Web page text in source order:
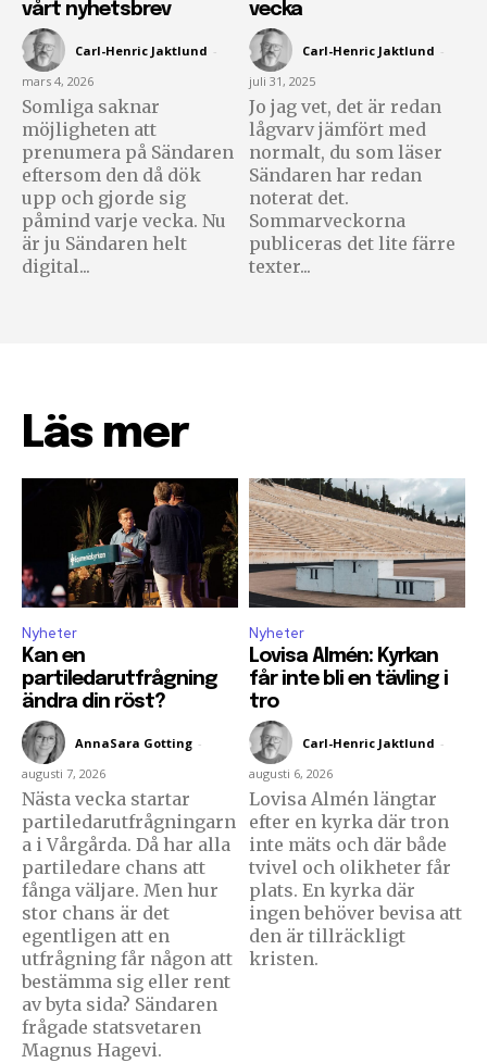
vårt nyhetsbrev
Carl-Henric Jaktlund -
mars 4, 2026
Somliga saknar
möjligheten att
prenumera på Sändaren
eftersom den då dök
upp och gjorde sig
påmind varje vecka. Nu
är ju Sändaren helt
digital...
vecka
Carl-Henric Jaktlund -
juli 31, 2025
Jo jag vet, det är redan
lågvarv jämfört med
normalt, du som läser
Sändaren har redan
noterat det.
Sommarveckorna
publiceras det lite färre
texter...
Läs mer
Nyheter
Kan en
partiledarutfrågning
ändra din röst?
AnnaSara Gotting -
augusti 7, 2026
Nästa vecka startar
partiledarutfrågningarn
a i Vårgårda. Då har alla
partiledare chans att
fånga väljare. Men hur
stor chans är det
egentligen att en
utfrågning får någon att
bestämma sig eller rent
av byta sida? Sändaren
frågade statsvetaren
Magnus Hagevi.
Nyheter
Lovisa Almén: Kyrkan
får inte bli en tävling i
tro
Carl-Henric Jaktlund -
augusti 6, 2026
Lovisa Almén längtar
efter en kyrka där tron
inte mäts och där både
tvivel och olikheter får
plats. En kyrka där
ingen behöver bevisa att
den är tillräckligt
kristen.